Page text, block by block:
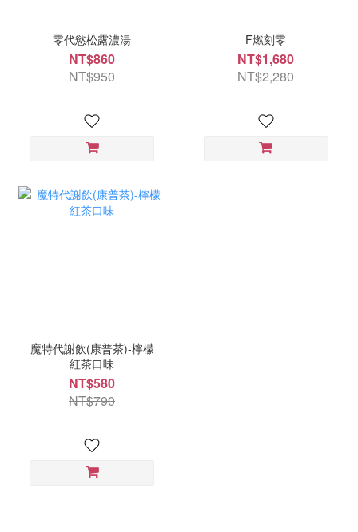
零代慾松露濃湯
NT$860
NT$950
F燃刻零
NT$1,680
NT$2,280
魔特代謝飲(康普茶)-檸檬
紅茶口味
NT$580
NT$790